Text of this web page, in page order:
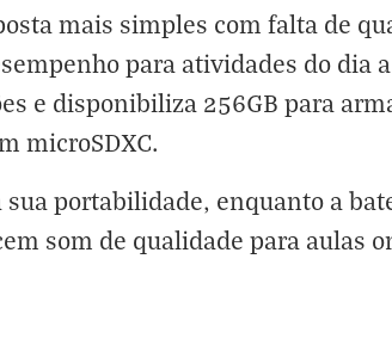
mais simples com falta de
para atividades do dia
e disponibiliza 256GB para
microSDXC.
portabilidade, enquanto a
som de qualidade para aulas